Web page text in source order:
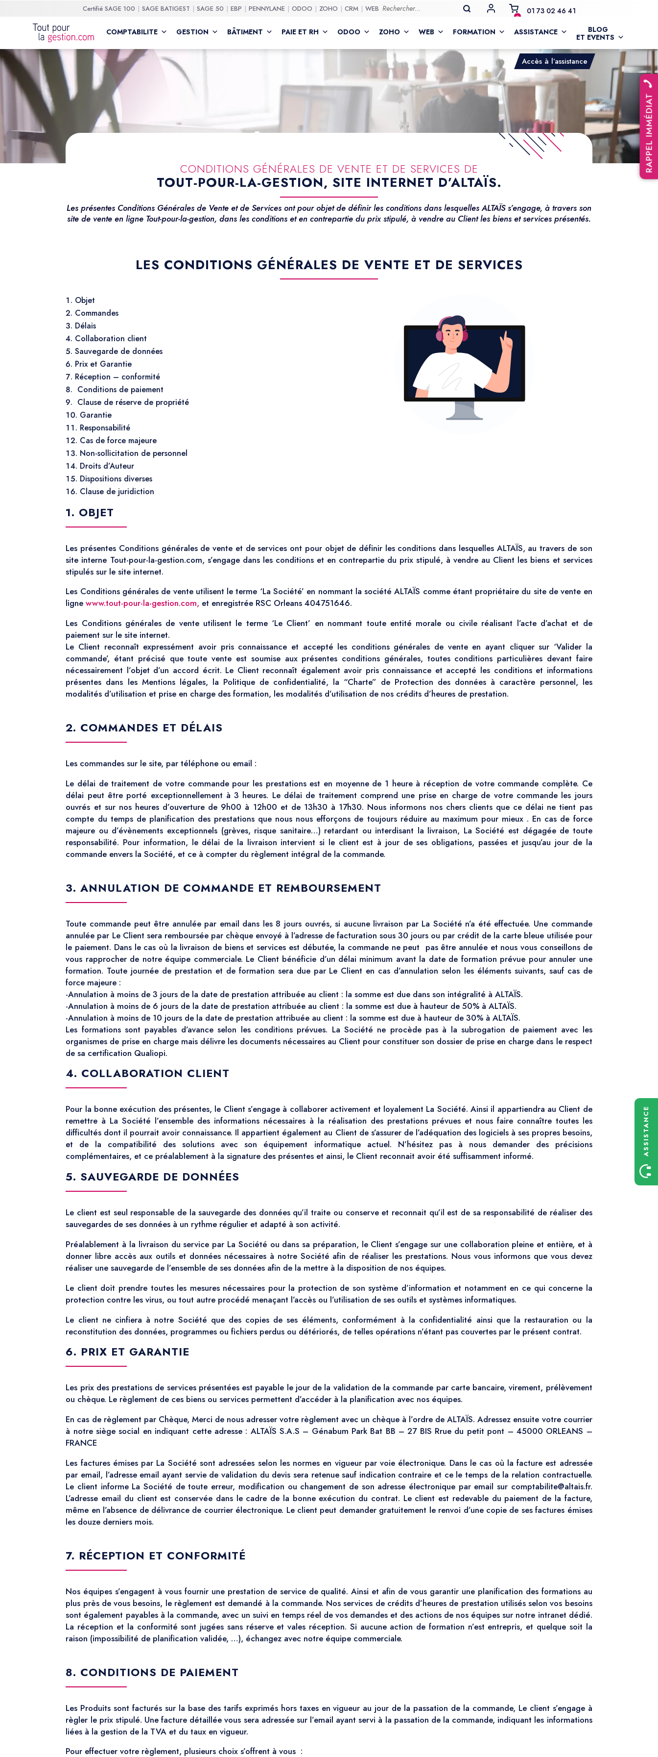
Certifié SAGE 100 SAGE BATIGEST SAGE 50 EBP PENNYLANE ODOO ZOHO CRM WEB
Accès à l’assistance
MON COMPTE
0
01 73 02 46 41
COMPTABILITE GESTION BÂTIMENT PAIE ET RH ODOO ZOHO WEB FORMATION ASSISTANCE
BLOG
ET EVENTS
RAPPEL IMMÉDIAT
CONDITIONS GÉNÉRALES DE VENTE ET DE SERVICES DE
TOUT-POUR-LA-GESTION, SITE INTERNET D’ALTAÏS.
Les présentes Conditions Générales de Vente et de Services ont pour objet de définir les conditions dans lesquelles ALTAÏS s’engage, à travers son
site de vente en ligne Tout-pour-la-gestion, dans les conditions et en contrepartie du prix stipulé, à vendre au Client les biens et services présentés.
LES CONDITIONS GÉNÉRALES DE VENTE ET DE SERVICES
Objet
Commandes
Délais
Collaboration client
Sauvegarde de données
Prix et Garantie
Réception – conformité
Conditions de paiement
Clause de réserve de propriété
Garantie
Responsabilité
Cas de force majeure
Non-sollicitation de personnel
Droits d’Auteur
Dispositions diverses
Clause de juridiction
1. OBJET
Les présentes Conditions générales de vente et de services ont pour objet de définir les conditions dans lesquelles ALTAÏS, au travers de son
site interne Tout-pour-la-gestion.com, s’engage dans les conditions et en contrepartie du prix stipulé, à vendre au Client les biens et services
stipulés sur le site internet.
Les Conditions générales de vente utilisent le terme ‘La Société’ en nommant la société ALTAÏS comme étant propriétaire du site de vente en
lignewww.tout-pour-la-gestion.com, et enregistrée RSC Orleans 404751646.
Les Conditions générales de vente utilisent le terme ‘Le Client’ en nommant toute entité morale ou civile réalisant l’acte d’achat et de
paiement sur le site internet.
Le Client reconnaît expressément avoir pris connaissance et accepté les conditions générales de vente en ayant cliquer sur ‘Valider la
commande’, étant précisé que toute vente est soumise aux présentes conditions générales, toutes conditions particulières devant faire
nécessairement l’objet d’un accord écrit. Le Client reconnaît également avoir pris connaissance et accepté les conditions et informations
présentes dans les Mentions légales, la Politique de confidentialité, la “Charte” de Protection des données à caractère personnel, les
modalités d’utilisation et prise en charge des formation, les modalités d’utilisation de nos crédits d’heures de prestation.
2. COMMANDES ET DÉLAIS
Les commandes sur le site, par téléphone ou email :
Le délai de traitement de votre commande pour les prestations est en moyenne de 1 heure à réception de votre commande complète. Ce
délai peut être porté exceptionnellement à 3 heures. Le délai de traitement comprend une prise en charge de votre commande les jours
ouvrés et sur nos heures d’ouverture de 9h00 à 12h00 et de 13h30 à 17h30. Nous informons nos chers clients que ce délai ne tient pas
compte du temps de planification des prestations que nous nous efforçons de toujours réduire au maximum pour mieux . En cas de force
majeure ou d’évènements exceptionnels (grèves, risque sanitaire…) retardant ou interdisant la livraison, La Société est dégagée de toute
responsabilité. Pour information, le délai de la livraison intervient si le client est à jour de ses obligations, passées et jusqu’au jour de la
commande envers la Société, et ce à compter du règlement intégral de la commande.
3. ANNULATION DE COMMANDE ET REMBOURSEMENT
Toute commande peut être annulée par email dans les 8 jours ouvrés, si aucune livraison par La Société n’a été effectuée. Une commande
annulée par Le Client sera remboursée par chèque envoyé à l’adresse de facturation sous 30 jours ou par crédit de la carte bleue utilisée pour
le paiement. Dans le cas où la livraison de biens et services est débutée, la commande ne peut pas être annulée et nous vous conseillons de
vous rapprocher de notre équipe commerciale. Le Client bénéficie d’un délai minimum avant la date de formation prévue pour annuler une
formation. Toute journée de prestation et de formation sera due par Le Client en cas d’annulation selon les éléments suivants, sauf cas de
force majeure :
-Annulation à moins de 3 jours de la date de prestation attribuée au client : la somme est due dans son intégralité à ALTAÏS.
-Annulation à moins de 6 jours de la date de prestation attribuée au client : la somme est due à hauteur de 50% à ALTAÏS.
-Annulation à moins de 10 jours de la date de prestation attribuée au client : la somme est due à hauteur de 30% à ALTAÏS.
Les formations sont payables d’avance selon les conditions prévues. La Société ne procède pas à la subrogation de paiement avec les
organismes de prise en charge mais délivre les documents nécessaires au Client pour constituer son dossier de prise en charge dans le respect
de sa certification Qualiopi.
4. COLLABORATION CLIENT
Pour la bonne exécution des présentes, le Client s’engage à collaborer activement et loyalement La Société. Ainsi il appartiendra au Client de
remettre à La Société l’ensemble des informations nécessaires à la réalisation des prestations prévues et nous faire connaître toutes les
difficultés dont il pourrait avoir connaissance. Il appartient également au Client de s’assurer de l’adéquation des logiciels à ses propres besoins,
et de la compatibilité des solutions avec son équipement informatique actuel. N’hésitez pas à nous demander des précisions
complémentaires, et ce préalablement à la signature des présentes et ainsi, le Client reconnait avoir été suffisamment informé.
5. SAUVEGARDE DE DONNÉES
Le client est seul responsable de la sauvegarde des données qu’il traite ou conserve et reconnait qu’il est de sa responsabilité de réaliser des
sauvegardes de ses données à un rythme régulier et adapté à son activité.
Préalablement à la livraison du service par La Société ou dans sa préparation, le Client s’engage sur une collaboration pleine et entière, et à
donner libre accès aux outils et données nécessaires à notre Société afin de réaliser les prestations. Nous vous informons que vous devez
réaliser une sauvegarde de l’ensemble de ses données afin de la mettre à la disposition de nos équipes.
Le client doit prendre toutes les mesures nécessaires pour la protection de son système d’information et notamment en ce qui concerne la
protection contre les virus, ou tout autre procédé menaçant l’accès ou l’utilisation de ses outils et systèmes informatiques.
Le client ne cinfiera à notre Société que des copies de ses éléments, conformément à la confidentialité ainsi que la restauration ou la
reconstitution des données, programmes ou fichiers perdus ou détériorés, de telles opérations n’étant pas couvertes par le présent contrat.
6. PRIX ET GARANTIE
Les prix des prestations de services présentées est payable le jour de la validation de la commande par carte bancaire, virement, prélèvement
ou chèque. Le règlement de ces biens ou services permettent d’accéder à la planification avec nos équipes.
En cas de règlement par Chèque, Merci de nous adresser votre règlement avec un chèque à l’ordre de ALTAÏS. Adressez ensuite votre courrier
à notre siège social en indiquant cette adresse : ALTAÏS S.A.S – Génabum Park Bat BB – 27 BIS Rrue du petit pont – 45000 ORLEANS –
FRANCE
Les factures émises par La Société sont adressées selon les normes en vigueur par voie électronique. Dans le cas où la facture est adressée
par email, l’adresse email ayant servie de validation du devis sera retenue sauf indication contraire et ce le temps de la relation contractuelle.
Le client informe La Société de toute erreur, modification ou changement de son adresse électronique par email sur comptabilite@altais.fr.
L’adresse email du client est conservée dans le cadre de la bonne exécution du contrat. Le client est redevable du paiement de la facture,
même en l’absence de délivrance de courrier électronique. Le client peut demander gratuitement le renvoi d’une copie de ses factures émises
les douze derniers mois.
7. RÉCEPTION ET CONFORMITÉ
Nos équipes s’engagent à vous fournir une prestation de service de qualité. Ainsi et afin de vous garantir une planification des formations au
plus près de vous besoins, le règlement est demandé à la commande. Nos services de crédits d’heures de prestation utilisés selon vos besoins
sont également payables à la commande, avec un suivi en temps réel de vos demandes et des actions de nos équipes sur notre intranet dédié.
La réception et la conformité sont jugées sans réserve et vales réception. Si aucune action de formation n’est entrepris, et quelque soit la
raison (impossibilité de planification validée, …), échangez avec notre équipe commerciale.
8. CONDITIONS DE PAIEMENT
Les Produits sont facturés sur la base des tarifs exprimés hors taxes en vigueur au jour de la passation de la commande, Le client s’engage à
règler le prix stipulé. Une facture détaillée vous sera adressée sur l’email ayant servi à la passation de la commande, indiquant les informations
liées à la gestion de la TVA et du taux en vigueur.
Pour effectuer votre règlement, plusieurs choix s’offrent à vous :
ASSISTANCE